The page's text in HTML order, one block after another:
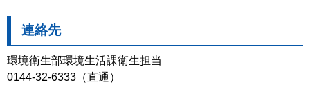
連絡先
環境衛生部環境生活課衛生担当
0144-32-6333（直通）